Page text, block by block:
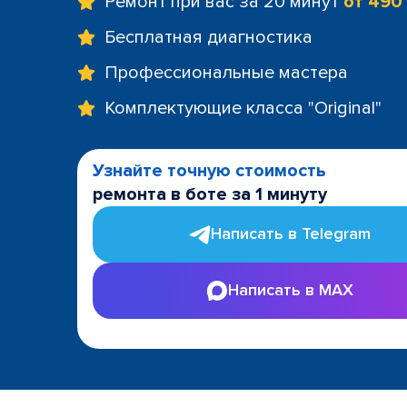
Бесплатная диагностика
Профессиональные мастера
Комплектующие класса "Original"
Узнайте точную стоимость
ремонта в боте за 1 минуту
Написать в Telegram
Написать в MAX